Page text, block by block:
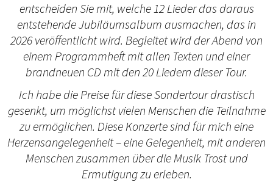
entscheiden Sie mit, welche 12 Lieder das daraus
entstehende Jubiläumsalbum ausmachen, das in
2026 veröffentlicht wird. Begleitet wird der Abend von
einem Programmheft mit allen Texten und einer
brandneuen CD mit den 20 Liedern dieser Tour.
Ich habe die Preise für diese Sondertour drastisch
gesenkt, um möglichst vielen Menschen die Teilnahme
zu ermöglichen. Diese Konzerte sind für mich eine
Herzensangelegenheit – eine Gelegenheit, mit anderen
Menschen zusammen über die Musik Trost und
Ermutigung zu erleben.